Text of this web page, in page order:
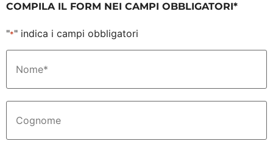
COMPILA IL FORM NEI CAMPI OBBLIGATORI*
"*" indica i campi obbligatori